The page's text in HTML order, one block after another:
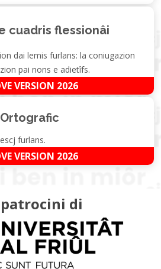
cuadris flessionâi
dai lemis furlans: la coniugazion
pai nons e adietîfs.
VERSION 2026
furlans.
VERSION 2026
di